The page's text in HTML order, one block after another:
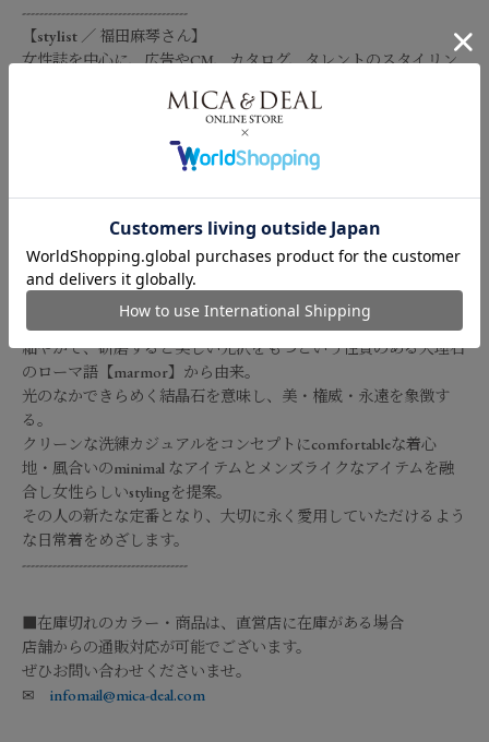
--------------------------------------
【stylist ／ 福田麻琴さん】
女性誌を中心に、広告やCM、カタログ、タレントのスタイリン
トとしての活動に加え、エッセイの執筆やブランドのディレクシ
ョン、コラボアイテムの制作など、幅広く活動中。 2025年より息
子とともにバンクーバーで親子留学をスタート。現在は東京とバ
日本との違い、ファッションやカルチャーについて、さまざまな
媒体で楽しく発信している。
【marmors／ マルモア】
《 marmors 》 マルモアとは、1人1人個性の違う、自立した女性
のように色や模様がいろいろで一つとして同じものはなく、きめ
細やかで、研磨すると美しい光沢をもつという性質のある大理石
のローマ語【marmor】から由来。
光のなかできらめく結晶石を意味し、美・権威・永遠を象徴す
る。
クリーンな洗練カジュアルをコンセプトにcomfortableな着心
地・風合いのminimal なアイテムとメンズライクなアイテムを融
合し女性らしいstylingを提案。
その人の新たな定番となり、大切に永く愛用していただけるよう
な日常着をめざします。
--------------------------------------
■在庫切れのカラー・商品は、直営店に在庫がある場合
店舗からの通販対応が可能でございます。
ぜひお問い合わせくださいませ。
✉infomail@mica-deal.com